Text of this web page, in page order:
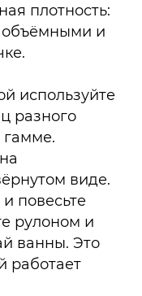
плотность:
объёмными и
используйте
разного
гамме.
виде.
повесьте
рулоном и
ванны. Это
работает